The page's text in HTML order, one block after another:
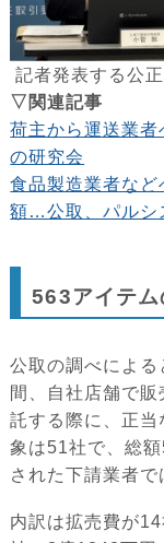
記者発表する公
▽関連記事
荷主から運送業
の研究会
食品製造業者な
額…公取、パルシ
563アイテム
公取の調べによ
間、自社店舗で
託する際に、正
象は51社で、総
された下請業者で
内訳は拡売費が